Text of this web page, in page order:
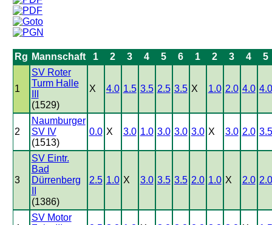
Rg Mannschaft 1 2 3 4 5 6 1 2 3 4 5
1
SV Roter
Turm Halle
(1529)
X 4.0 1.5 3.5 2.5 3.5 X 1.0 2.0 4.0 4.0
2
Naumburger
SV IV
(1513)
0.0 X 3.0 1.0 3.0 3.0 3.0 X 3.0 2.0 3.5
3
SV Eintr.
Bad
Dürrenberg
(1386)
2.5 1.0 X 3.0 3.5 3.5 2.0 1.0 X 2.0 2.0
SV Motor